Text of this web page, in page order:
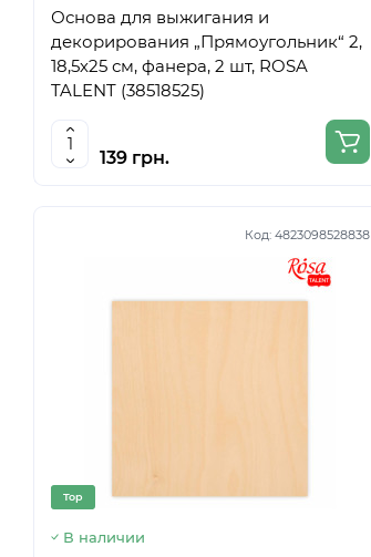
Основа для выжигания и
декорирования „Прямоугольник“ 2,
18,5х25 см, фанера, 2 шт, ROSA
TALENT (38518525)
139 грн.
Код: 4823098528838
Top
В наличии